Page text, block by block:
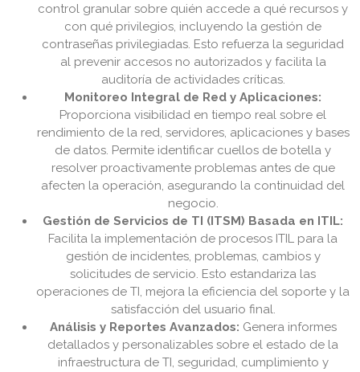
control granular sobre quién accede a qué recursos y
con qué privilegios, incluyendo la gestión de
contraseñas privilegiadas. Esto refuerza la seguridad
al prevenir accesos no autorizados y facilita la
auditoría de actividades críticas.
Monitoreo Integral de Red y Aplicaciones:
Proporciona visibilidad en tiempo real sobre el
rendimiento de la red, servidores, aplicaciones y bases
de datos. Permite identificar cuellos de botella y
resolver proactivamente problemas antes de que
afecten la operación, asegurando la continuidad del
negocio.
Gestión de Servicios de TI (ITSM) Basada en ITIL:
Facilita la implementación de procesos ITIL para la
gestión de incidentes, problemas, cambios y
solicitudes de servicio. Esto estandariza las
operaciones de TI, mejora la eficiencia del soporte y la
satisfacción del usuario final.
Análisis y Reportes Avanzados: Genera informes
detallados y personalizables sobre el estado de la
infraestructura de TI, seguridad, cumplimiento y